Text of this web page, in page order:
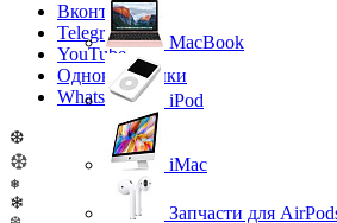
Вконтакте
Telegram
YouTube
Одноклассники
WhatsApp
❆
❆
❅
❄
MacBook
iPod
iMac
Запчасти для